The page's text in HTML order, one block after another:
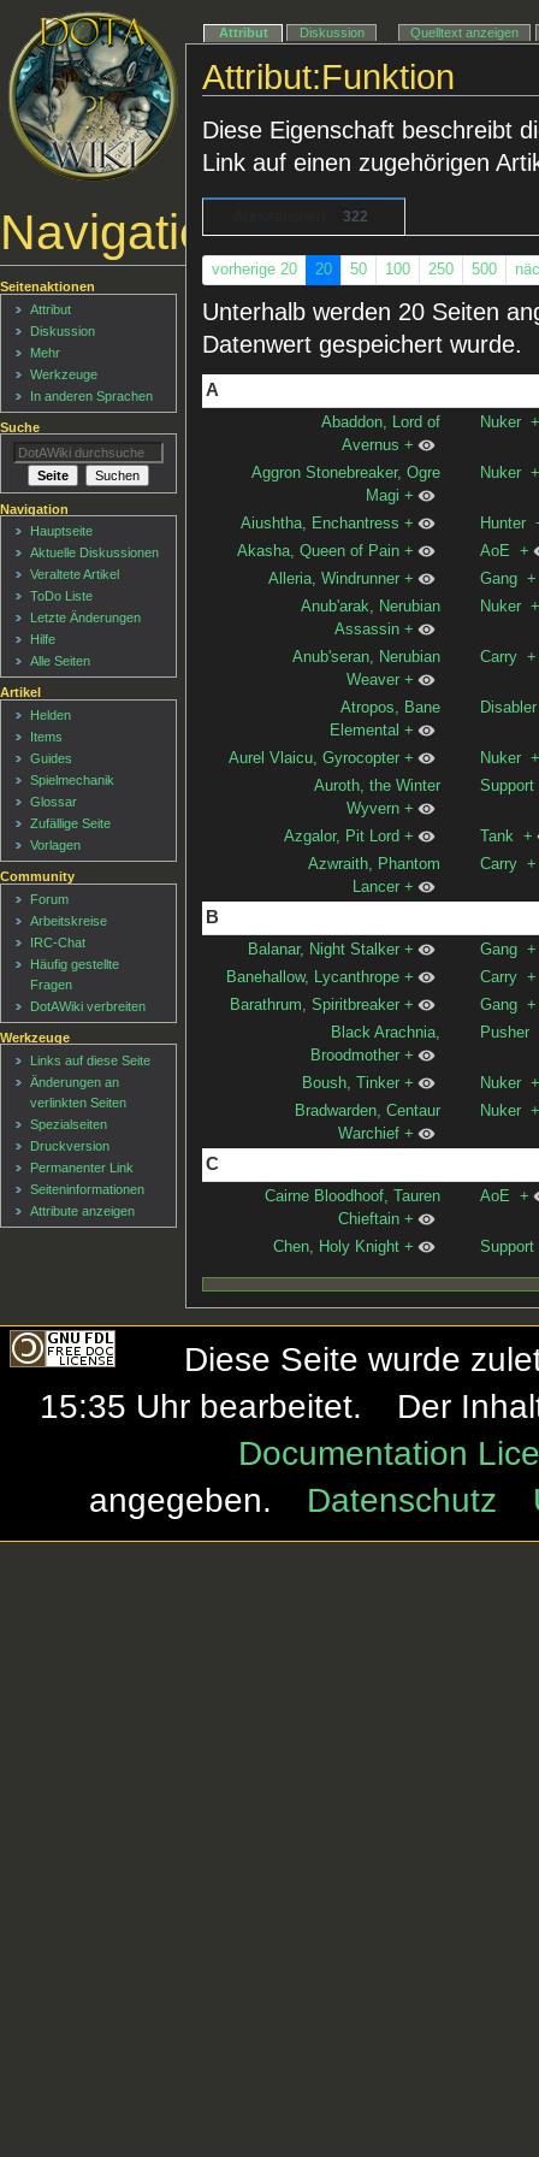
Attribut:Funktion
Diese Eigenschaft beschreibt
Link auf einen zugehörigen
322
vorherige 20 20 50 100 250 500
Unterhalb werden 20 Seiten
Datenwert gespeichert wurde.
A
Abaddon, Lord of
Avernus +
Nuker
Aggron Stonebreaker, Ogre
Magi +
Nuker
Aiushtha, Enchantress + Hunter
Akasha, Queen of Pain + AoE
+
Alleria, Windrunner + Gang +
Anub'arak, Nerubian
Assassin +
Nuker
Anub'seran, Nerubian
Weaver +
Carry +
Atropos, Bane
Elemental +
Disabler
Aurel Vlaicu, Gyrocopter + Nuker
Auroth, the Winter
Wyvern +
Support
Azgalor, Pit Lord + Tank +
Azwraith, Phantom
Lancer +
Carry +
B
Balanar, Night Stalker + Gang +
Banehallow, Lycanthrope + Carry +
Barathrum, Spiritbreaker + Gang +
Black Arachnia,
Broodmother +
Pusher
Boush, Tinker + Nuker
Bradwarden, Centaur
Warchief +
Nuker
C
Cairne Bloodhoof, Tauren
Chieftain +
AoE +
Chen, Holy Knight + Support
Navigationsmenü
Attribut Diskussion Quelltext anzeigen
Seitenaktionen
Attribut
Diskussion
Mehr
Werkzeuge
In anderen Sprachen
Suche
Navigation
Hauptseite
Aktuelle Diskussionen
Veraltete Artikel
ToDo Liste
Letzte Änderungen
Hilfe
Alle Seiten
Artikel
Helden
Items
Guides
Spielmechanik
Glossar
Zufällige Seite
Vorlagen
Community
Forum
Arbeitskreise
IRC-Chat
Häufig gestellte
Fragen
DotAWiki verbreiten
Werkzeuge
Links auf diese Seite
Änderungen an
verlinkten Seiten
Spezialseiten
Druckversion
Permanenter Link
Seiten­informationen
Attribute anzeigen
Diese Seite wurde
15:35 Uhr bearbeitet.
Der
Documentation
angegeben.
Datenschutz